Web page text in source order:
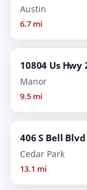
Austin
6.7 mi
10804 Us Hwy
Manor
9.5 mi
406 S Bell Blvd
Cedar Park
13.1 mi